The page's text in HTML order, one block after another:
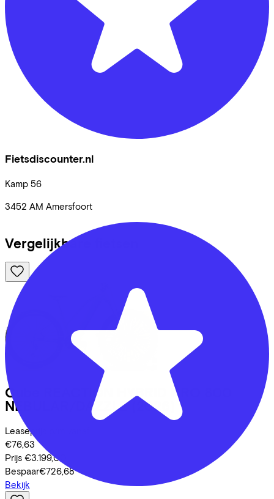
Fietsdiscounter.nl
Kamp 56
3452 AM Amersfoort
Vergelijkbare fietsen
Cube
REACTION HYBRID PRO 800
NEBULAR/DAZZLE
(2026)
Leaseprijs p/m vanaf
€76,63
Prijs €3.199,00
Bespaar€726,68
Bekijk